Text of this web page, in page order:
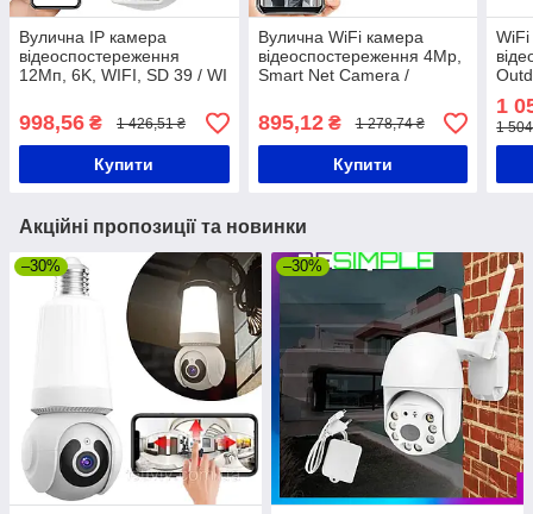
Вулична IP камера
відеоспостереження
12Мп, 6K, WIFI, SD 39 / WI
поворотна / Камера з
датчиком руху
998,56 ₴ 1 426,51 ₴
Купити
Вулична WiFi камера
відеоспостереження 4Mp,
Smart Net Camera /
віддаленим доступом
895,12₴ 1 278,74 ₴
Купити
1
1
Акційні пропозиції та новинки
–30% –30%